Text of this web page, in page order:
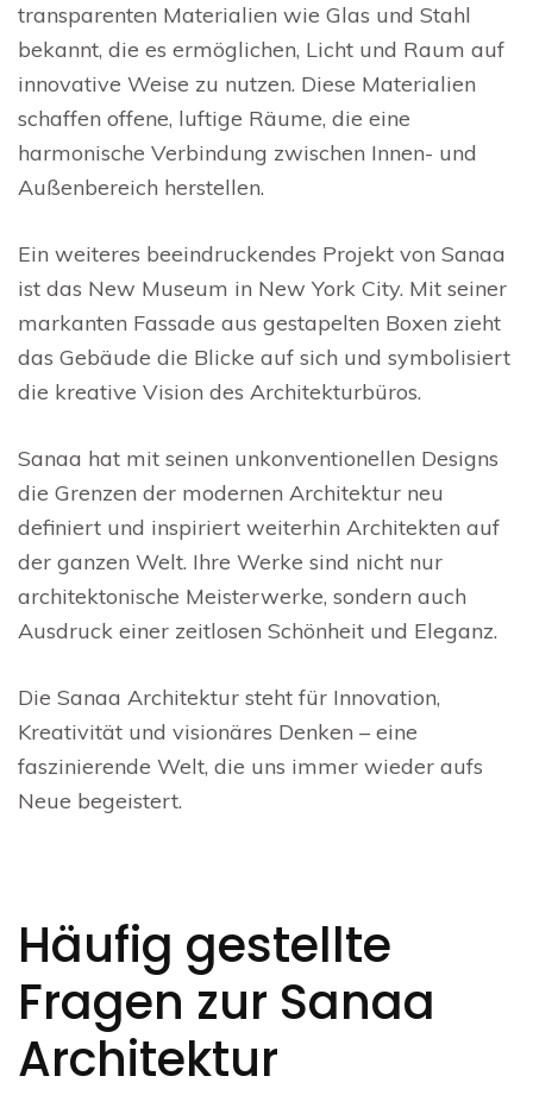
transparenten Materialien wie Glas und Stahl
bekannt, die es ermöglichen, Licht und Raum auf
innovative Weise zu nutzen. Diese Materialien
schaffen offene, luftige Räume, die eine
harmonische Verbindung zwischen Innen- und
Außenbereich herstellen.
Ein weiteres beeindruckendes Projekt von Sanaa
ist das New Museum in New York City. Mit seiner
markanten Fassade aus gestapelten Boxen zieht
das Gebäude die Blicke auf sich und symbolisiert
die kreative Vision des Architekturbüros.
Sanaa hat mit seinen unkonventionellen Designs
die Grenzen der modernen Architektur neu
definiert und inspiriert weiterhin Architekten auf
der ganzen Welt. Ihre Werke sind nicht nur
architektonische Meisterwerke, sondern auch
Ausdruck einer zeitlosen Schönheit und Eleganz.
Die Sanaa Architektur steht für Innovation,
Kreativität und visionäres Denken – eine
faszinierende Welt, die uns immer wieder aufs
Neue begeistert.
Häufig gestellte
Fragen zur Sanaa
Architektur